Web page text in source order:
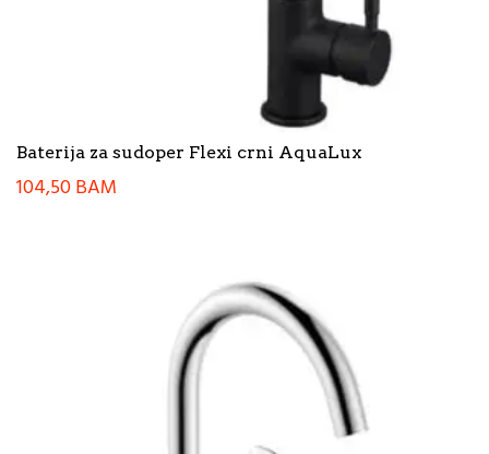
Baterija za sudoper Flexi crni AquaLux
104,50BAM